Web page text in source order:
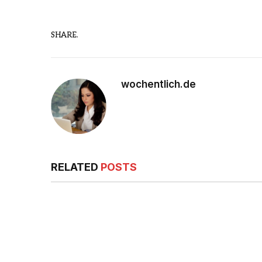
SHARE.
wochentlich.de
RELATED POSTS